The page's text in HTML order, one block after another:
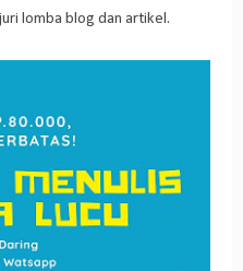
lomba blog dan artikel.